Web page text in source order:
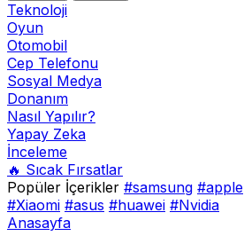
Teknoloji
Oyun
Otomobil
Cep Telefonu
Sosyal Medya
Donanım
Nasıl Yapılır?
Yapay Zeka
İnceleme
🔥 Sıcak Fırsatlar
Popüler İçerikler #samsung #apple
#Xiaomi #asus #huawei #Nvidia
Anasayfa